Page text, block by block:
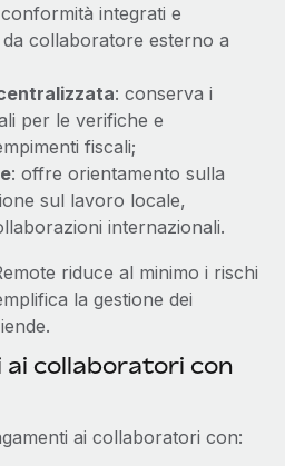
integrati e
collaboratore esterno a
: conserva i
per le verifiche e
fiscali;
: offre orientamento sulla
sul lavoro locale,
internazionali.
riduce al minimo i rischi
la gestione dei
ai collaboratori con
ai collaboratori con: